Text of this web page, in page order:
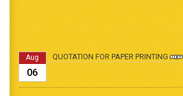
Aug
06
QUOTATION FOR PAPER PRINTING